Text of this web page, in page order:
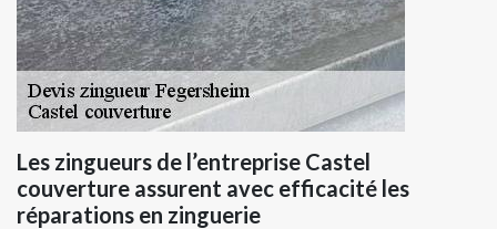
Les zingueurs de l’entreprise Castel
couverture assurent avec efficacité les
réparations en zinguerie